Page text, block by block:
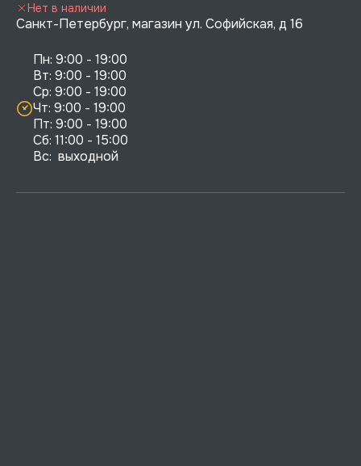
Санкт-Петербург, магазин ул. Софийская, д 16
Пн: 9:00 - 19:00
Вт: 9:00 - 19:00
Ср: 9:00 - 19:00
Чт: 9:00 - 19:00
Пт: 9:00 - 19:00
Сб: 11:00 - 15:00
Вс:  выходной
Нет в наличии